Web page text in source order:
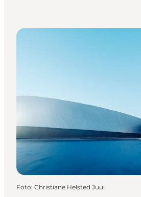
Foto: Christiane Helsted Juul